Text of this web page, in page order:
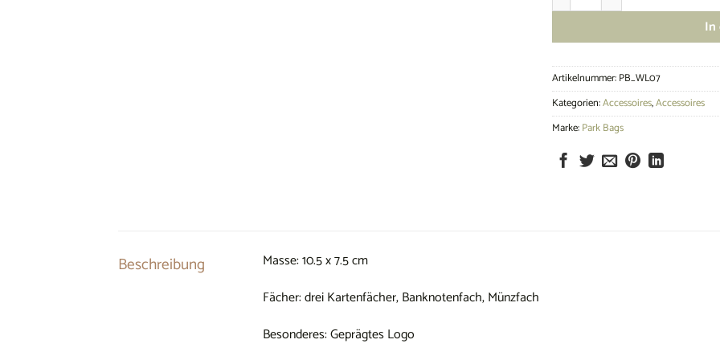
In
Artikelnummer:PB_WL07
Kategorien:Accessoires,Accessoires
Marke:Park Bags
Beschreibung
Masse: 10.5 x 7.5 cm
Fächer: drei Kartenfächer, Banknotenfach, Münzfach
Besonderes: Geprägtes Logo